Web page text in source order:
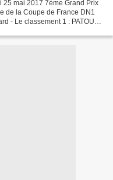
de la Coupe de France DN1
- Le classement 1 : PATOUX